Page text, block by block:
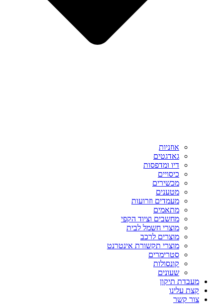
אוזניות
גאדגטים
דיו ומדפסות
כיסויים
מכשירים
מטענים
מעמדים וזרועות
מתאמים
מחשבים וציוד הקפי
מוצרי חשמל לבית
מוצרים לרכב
מוצרי תקשורת אינטרנט
סטרימרים
קונסולות
שעונים
מעבדת תיקון
קצת עלינו
צור קשר